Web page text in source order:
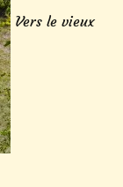
Vers le vieux